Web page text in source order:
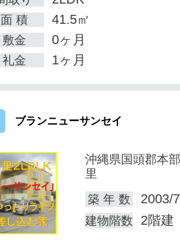
面 積 41.5㎡
敷金 0ヶ月
礼金 1ヶ月
ブランニューサンセイ
沖縄県国頭郡本
里
築 年 数
2003/
建物階数 2階建